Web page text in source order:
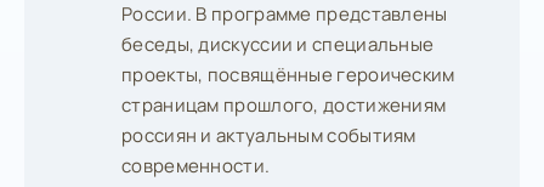
России. В программе представлены
беседы, дискуссии и специальные
проекты, посвящённые героическим
страницам прошлого, достижениям
россиян и актуальным событиям
современности.